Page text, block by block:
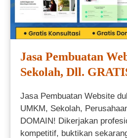
Jasa Pembuatan
Sekolah, Dll.
Jasa Pembuatan Website
UMKM, Sekolah,
DOMAIN! Dikerjakan
kompetitif, buktikan